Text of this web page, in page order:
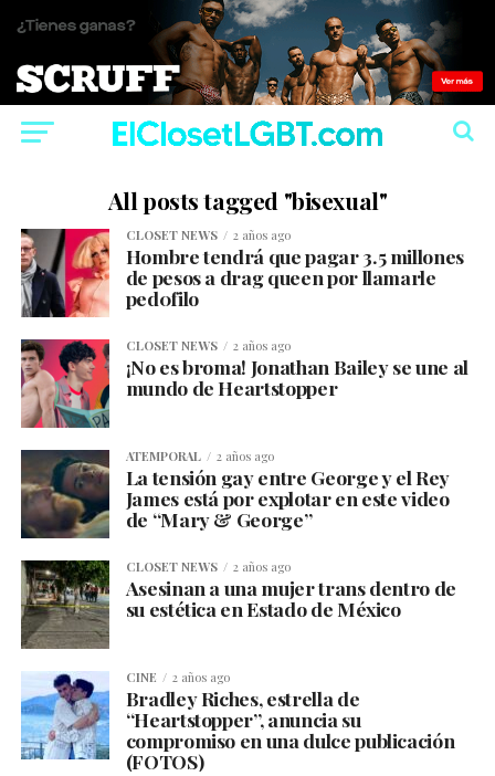
All posts tagged "bisexual"
CLOSET NEWS 2 años ago
Hombre tendrá que pagar 3.5 millones
de pesos a drag queen por llamarle
ped0filo
CLOSET NEWS 2 años ago
¡No es broma! Jonathan Bailey se une al
mundo de Heartstopper
ATEMPORAL 2 años ago
La tensión gay entre George y el Rey
James está por explotar en este video
de “Mary & George”
CLOSET NEWS 2 años ago
Asesinan a una mujer trans dentro de
su estética en Estado de México
CINE 2 años ago
Bradley Riches, estrella de
“Heartstopper”, anuncia su
compromiso en una dulce publicación
(FOTOS)